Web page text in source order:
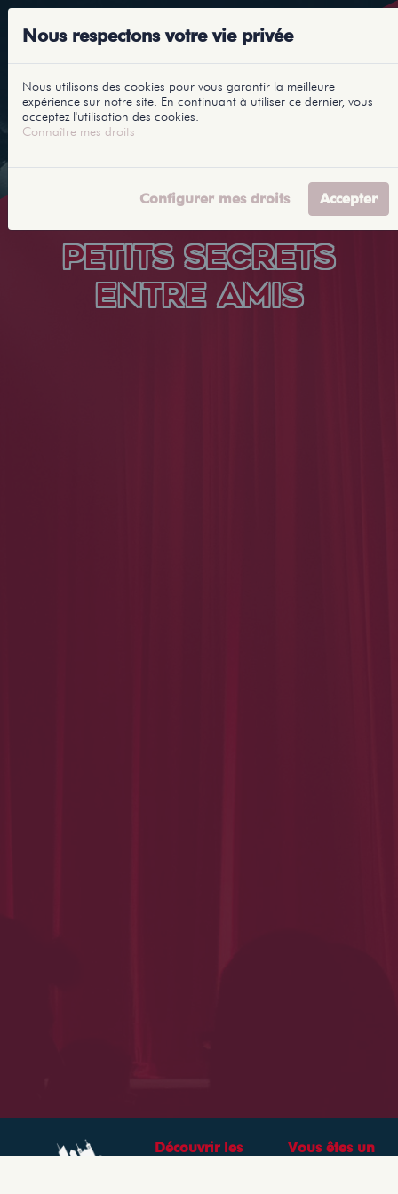
PETITS SECRETS
ENTRE AMIS
Découvrir les
Vous êtes un
Nous respectons votre vie privée
Nous utilisons des cookies pour vous garantir la meilleure
expérience sur notre site. En continuant à utiliser ce dernier, vous
acceptez l'utilisation des cookies.
Connaître mes droits
Configurer mes droits Accepter